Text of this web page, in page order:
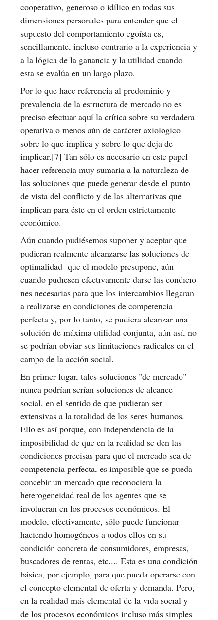
cooperativo, generoso o idílico en todas sus
dimensiones personales para entender que el
supuesto del comportamiento egoísta es,
sencillamente, incluso contrario a la experiencia y
a la lógica de la ganancia y la utilidad cuando
esta se evalúa en un largo plazo.
Por lo que hace referencia al predominio y
prevalencia de la estructura de mercado no es
preciso efectuar aquí la crítica sobre su verdadera
operativa o menos aún de carácter axiológico
sobre lo que implica y sobre lo que deja de
implicar.[7] Tan sólo es necesario en este papel
hacer referencia muy sumaria a la naturaleza de
las soluciones que puede generar desde el punto
de vista del conflicto y de las alternativas que
implican para éste en el orden estrictamente
económico.
Aún cuando pudiésemos suponer y aceptar que
pudieran realmente alcanzarse las soluciones de
optimalidad que el modelo presupone, aún
cuando pudiesen efectivamente darse las condicio
nes necesarias para que los intercambios llegaran
a realizarse en condiciones de competencia
perfecta y, por lo tanto, se pudiera alcanzar una
solución de máxima utilidad conjunta, aún así, no
se podrían obviar sus limitaciones radicales en el
campo de la acción social.
En primer lugar, tales soluciones "de mercado"
nunca podrían serían soluciones de alcance
social, en el sentido de que pudieran ser
extensivas a la totalidad de los seres humanos.
Ello es así porque, con independencia de la
imposibilidad de que en la realidad se den las
condiciones precisas para que el mercado sea de
competencia perfecta, es imposible que se pueda
concebir un mercado que reconociera la
heterogeneidad real de los agentes que se
involucran en los procesos económicos. El
modelo, efectivamente, sólo puede funcionar
haciendo homogéneos a todos ellos en su
condición concreta de consumidores, empresas,
buscadores de rentas, etc.... Esta es una condición
básica, por ejemplo, para que pueda operarse con
el concepto elemental de oferta y demanda. Pero,
en la realidad más elemental de la vida social y
de los procesos económicos incluso más simples